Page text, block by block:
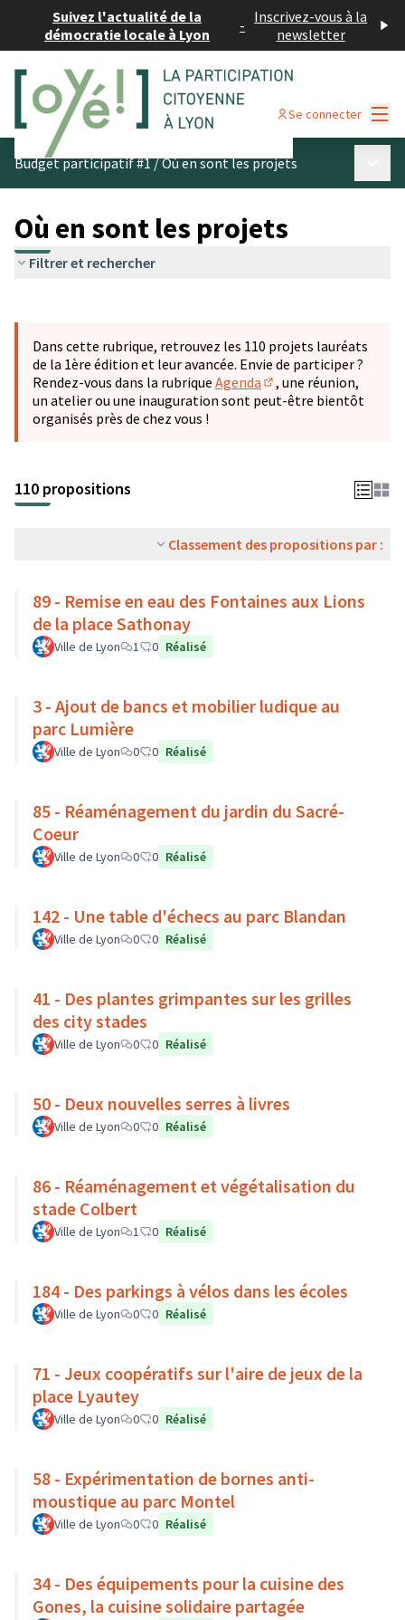
Suivez l'actualité de la
démocratie locale à Lyon
- Inscrivez-vous à la
newsletter
Se connecter
Budget participatif #1/Où en sont les projets
Où en sont les projets
Filtrer et rechercher
−
Dans cette rubrique, retrouvez les 110 projets lauréats
de la 1ère édition et leur avancée. Envie de participer ?
Rendez-vous dans la rubrique Agenda
(S'ouvre dans un
, une réunion,
un atelier ou une inauguration sont peut-être bientôt
organisés près de chez vous !
110 propositions
Classement des propositions par :
89 - Remise en eau des Fontaines aux Lions
de la place Sathonay
Ville de Lyon 1 0 Réalisé
3 - Ajout de bancs et mobilier ludique au
parc Lumière
Ville de Lyon 0 0 Réalisé
85 - Réaménagement du jardin du Sacré-
Coeur
Ville de Lyon 0 0 Réalisé
142 - Une table d'échecs au parc Blandan
Ville de Lyon 0 0 Réalisé
41 - Des plantes grimpantes sur les grilles
des city stades
Ville de Lyon 0 0 Réalisé
50 - Deux nouvelles serres à livres
Ville de Lyon 0 0 Réalisé
86 - Réaménagement et végétalisation du
stade Colbert
Ville de Lyon 1 0 Réalisé
184 - Des parkings à vélos dans les écoles
Ville de Lyon 0 0 Réalisé
71 - Jeux coopératifs sur l'aire de jeux de la
place Lyautey
Ville de Lyon 0 0 Réalisé
58 - Expérimentation de bornes anti-
moustique au parc Montel
Ville de Lyon 0 0 Réalisé
34 - Des équipements pour la cuisine des
Gones, la cuisine solidaire partagée